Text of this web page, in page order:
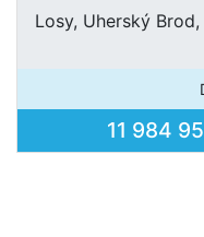
Losy, Uherský
11 984